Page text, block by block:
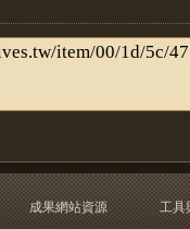
成果網站資源
工具